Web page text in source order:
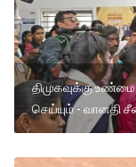
திமுகவுக்கு
செய்யும் - வானதி